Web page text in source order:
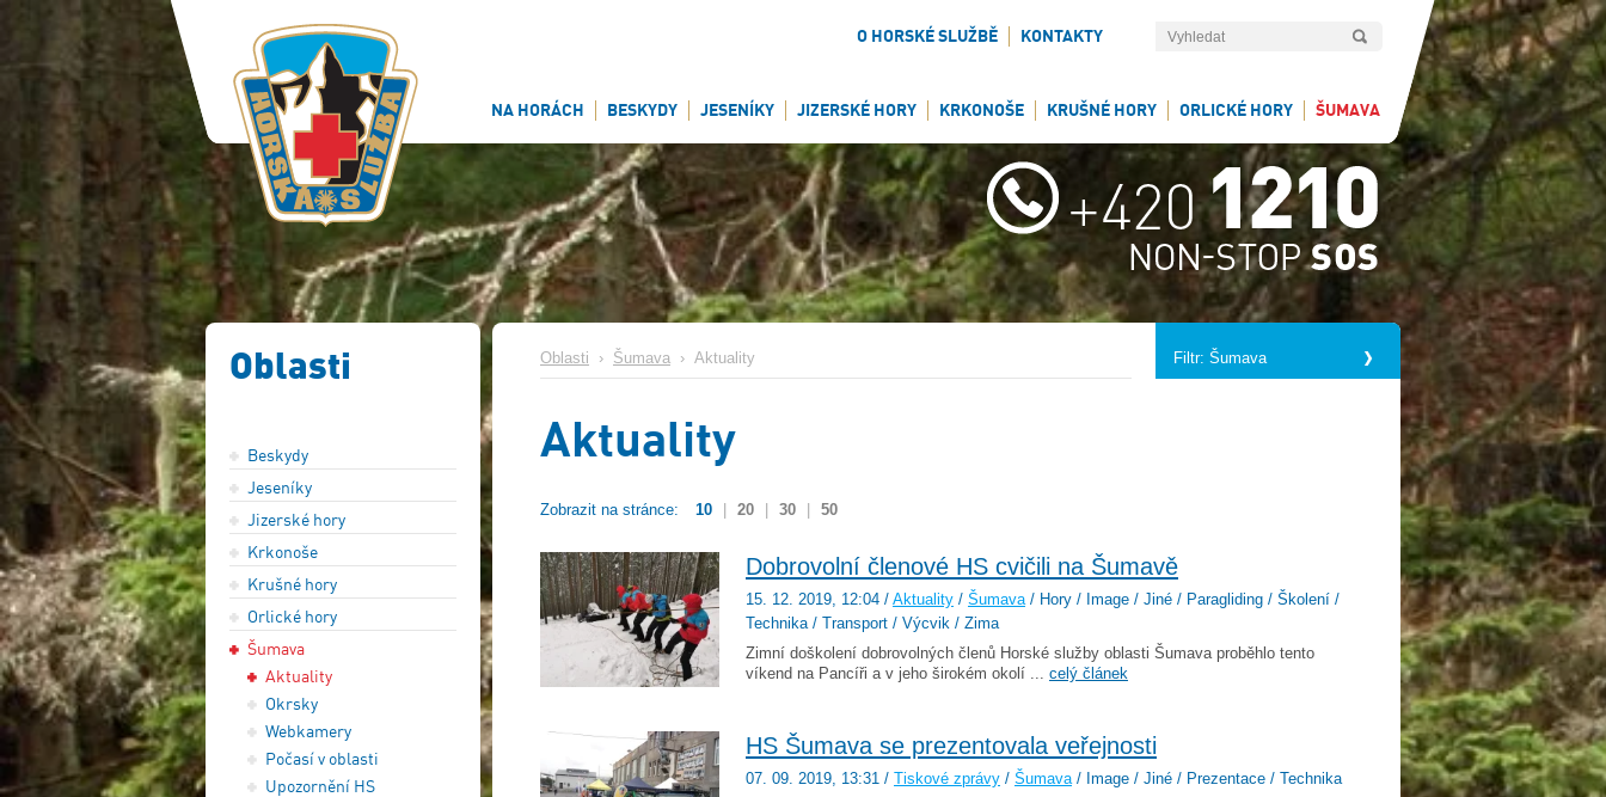
O HORSKÉ SLUŽBĚ KONTAKTY
NA HORÁCH BESKYDY JESENÍKY JIZERSKÉ HORY KRKONOŠE KRUŠNÉ HORY ORLICKÉ HORY ŠUMAVA
Oblasti
Beskydy
Jeseníky
Jizerské hory
Krkonoše
Krušné hory
Orlické hory
Šumava
Aktuality
Okrsky
Webkamery
Počasí v oblasti
Upozornění HS
Filtr: Šumava
Oblasti › Šumava › Aktuality
Aktuality
Zobrazit na stránce: 10 20 30 50
Dobrovolní členové HS cvičili na Šumavě
15. 12. 2019, 12:04 / Aktuality / Šumava/ Hory / Image / Jiné / Paragliding / Školení /
Technika / Transport / Výcvik / Zima
Zimní doškolení dobrovolných členů Horské služby oblasti Šumava proběhlo tento
víkend na Pancíři a v jeho širokém okolí ... celý článek
HS Šumava se prezentovala veřejnosti
07. 09. 2019, 13:31 / Tiskové zprávy / Šumava/ Image / Jiné / Prezentace / Technika